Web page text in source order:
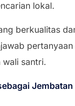
lokal.
berkualitas
wali santri.